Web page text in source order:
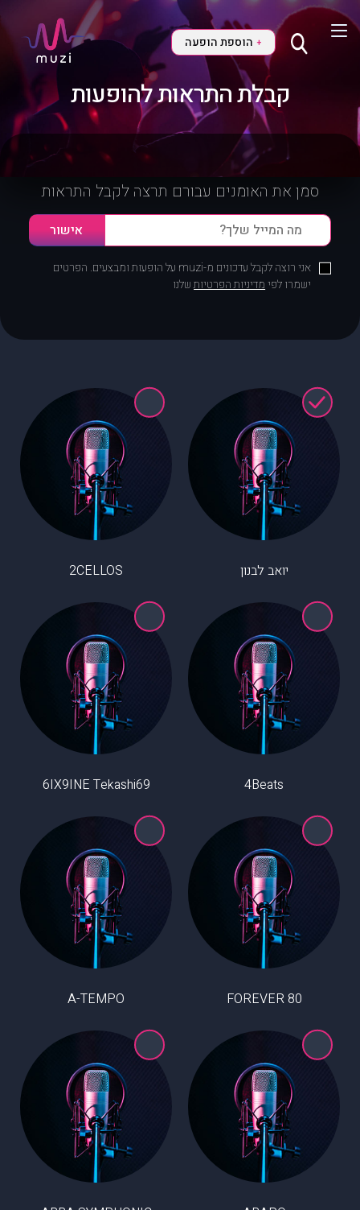
+ הוספת הופעה
קבלת התראות להופעות
סמן את האומנים עבורם תרצה לקבל התראות
אני רוצה לקבל עדכונים מ-muzi על הופעות ומבצעים. הפרטים
ישמרו לפימדיניות הפרטיותשלנו
יואב לבנון 2CELLOS
4Beats
6IX9INE Tekashi69
80 FOREVER
A-TEMPO